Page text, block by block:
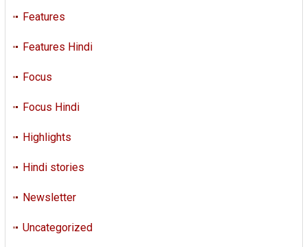
Features
Features Hindi
Focus
Focus Hindi
Highlights
Hindi stories
Newsletter
Uncategorized